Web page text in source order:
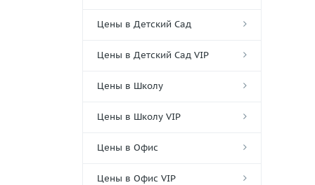
Цены в Детский Сад
Цены в Детский Сад VIP
Цены в Школу
Цены в Школу VIP
Цены в Офис
Цены в Офис VIP